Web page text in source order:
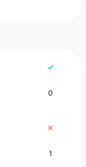
0
1